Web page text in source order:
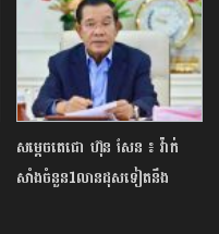
សម្ដេចតេជោ ហ៊ុន សែន ៖ វ៉ាក់
សាំងចំនួន1លានដុសទៀតនឹង